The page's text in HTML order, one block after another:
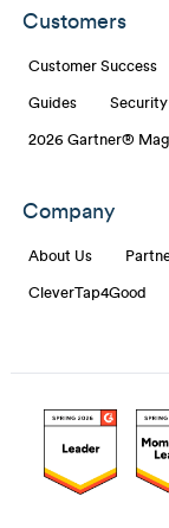
Customers
Customer Success
Guides
2026 Gartner®
Company
About Us
CleverTap4Good